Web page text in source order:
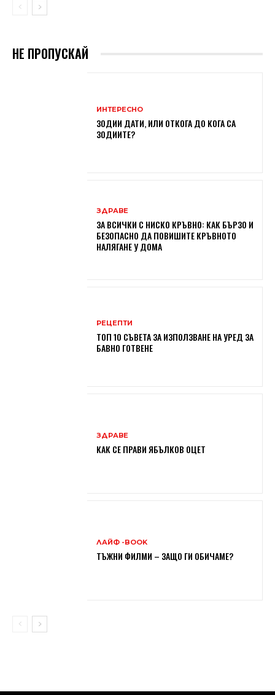
НЕ ПРОПУСКАЙ
ИНТЕРЕСНО
ЗОДИИ ДАТИ, ИЛИ ОТКОГА ДО КОГА СА
ЗОДИИТЕ?
ЗДРАВЕ
ЗА ВСИЧКИ С НИСКО КРЪВНО: КАК БЪРЗО И
БЕЗОПАСНО ДА ПОВИШИТЕ КРЪВНОТО
НАЛЯГАНЕ У ДОМА
РЕЦЕПТИ
ТОП 10 СЪВЕТА ЗА ИЗПОЛЗВАНЕ НА УРЕД ЗА
БАВНО ГОТВЕНЕ
ЗДРАВЕ
КАК СЕ ПРАВИ ЯБЪЛКОВ ОЦЕТ
ЛАЙФ -BOOK
ТЪЖНИ ФИЛМИ – ЗАЩО ГИ ОБИЧАМЕ?